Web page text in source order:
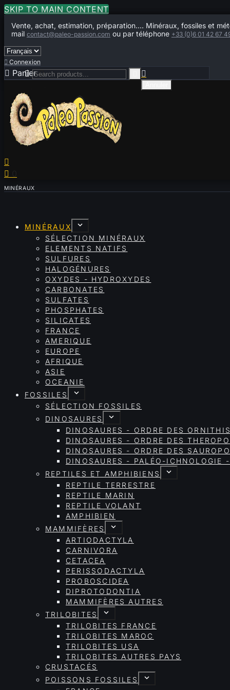
SKIP TO MAIN CONTENT
Vente, achat, estimation, préparation.... Minéraux, fossiles et
mail contact@paleo-passion.com ou par téléphone +33 (0)6 01 42 67
 Connexion
 Panier 0


 
MINÉRAUX
MINÉRAUX
SÉLECTION MINÉRAUX
ELEMENTS NATIFS
SULFURES
HALOGÉNURES
OXYDES - HYDROXYDES
CARBONATES
SULFATES
PHOSPHATES
SILICATES
FRANCE
AMERIQUE
EUROPE
AFRIQUE
ASIE
OCEANIE
FOSSILES
SÉLECTION FOSSILES
DINOSAURES
DINOSAURES - ORDRE DES
DINOSAURES - ORDRE DES
DINOSAURES - ORDRE DES
DINOSAURES - PALÉO-ICHNOLOGIE
REPTILES ET AMPHIBIENS
REPTILE TERRESTRE
REPTILE MARIN
REPTILE VOLANT
AMPHIBIEN
MAMMIFÈRES
ARTIODACTYLA
CARNIVORA
CETACEA
PERISSODACTYLA
PROBOSCIDEA
DIPROTODONTIA
MAMMIFÈRES AUTRES
TRILOBITES
TRILOBITES FRANCE
TRILOBITES MAROC
TRILOBITES USA
TRILOBITES AUTRES PAYS
CRUSTACÉS
POISSONS FOSSILES